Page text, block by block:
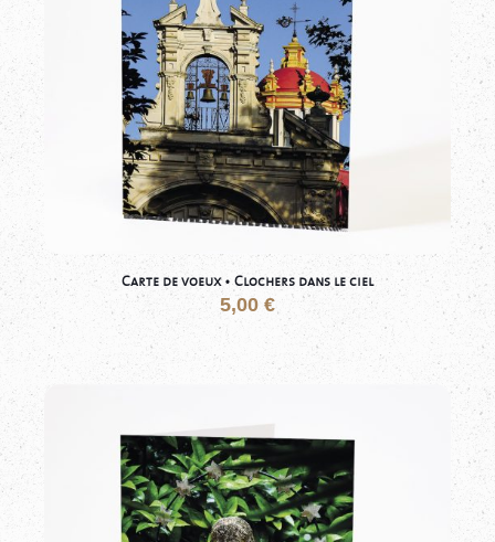
Carte de voeux • Clochers dans le ciel
5,00 €